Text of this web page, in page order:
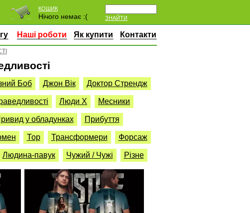
ЗНАЙТИ
КОШИК
Нічого немає :(
Наші роботи Як купити Контакти
Боб Джон Вік Доктор Стрендж
Люди Х Месники
у обладунках Прибуття
Тор Трансформери Форсаж
Людина-павук Чужий / Чужі Різне